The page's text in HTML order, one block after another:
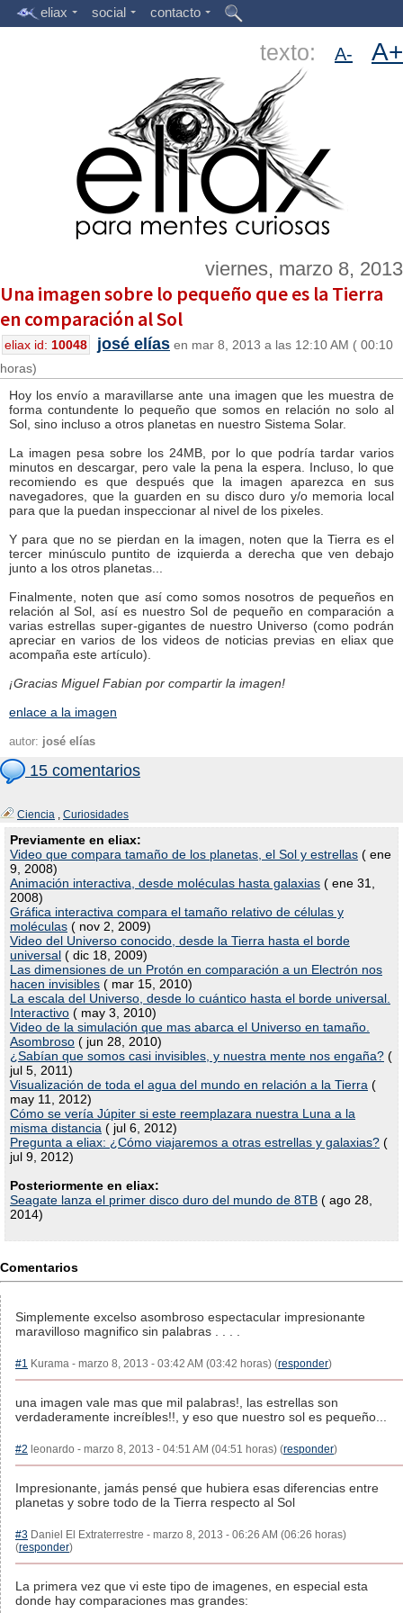
eliax social contacto
texto: A- A+
viernes, marzo 8, 2013
Una imagen sobre lo pequeño que es la Tierra
en comparación al Sol
eliax id: 10048 josé elías en mar 8, 2013 a las 12:10 AM ( 00:10
horas)
Hoy los envío a maravillarse ante una imagen que les muestra de
forma contundente lo pequeño que somos en relación no solo al
Sol, sino incluso a otros planetas en nuestro Sistema Solar.
La imagen pesa sobre los 24MB, por lo que podría tardar varios
minutos en descargar, pero vale la pena la espera. Incluso, lo que
recomiendo es que después que la imagen aparezca en sus
navegadores, que la guarden en su disco duro y/o memoria local
para que la puedan inspeccionar al nivel de los pixeles.
Y para que no se pierdan en la imagen, noten que la Tierra es el
tercer minúsculo puntito de izquierda a derecha que ven debajo
junto a los otros planetas...
Finalmente, noten que así como somos nosotros de pequeños en
relación al Sol, así es nuestro Sol de pequeño en comparación a
varias estrellas super-gigantes de nuestro Universo (como podrán
apreciar en varios de los videos de noticias previas en eliax que
acompaña este artículo).
¡Gracias Miguel Fabian por compartir la imagen!
enlace a la imagen
autor: josé elías
15 comentarios
Ciencia , Curiosidades
Previamente en eliax:
Video que compara tamaño de los planetas, el Sol y estrellas ( ene
9, 2008)
Animación interactiva, desde moléculas hasta galaxias ( ene 31,
2008)
Gráfica interactiva compara el tamaño relativo de células y
moléculas ( nov 2, 2009)
Video del Universo conocido, desde la Tierra hasta el borde
universal ( dic 18, 2009)
Las dimensiones de un Protón en comparación a un Electrón nos
hacen invisibles ( mar 15, 2010)
La escala del Universo, desde lo cuántico hasta el borde universal.
Interactivo ( may 3, 2010)
Video de la simulación que mas abarca el Universo en tamaño.
Asombroso ( jun 28, 2010)
¿Sabían que somos casi invisibles, y nuestra mente nos engaña? (
jul 5, 2011)
Visualización de toda el agua del mundo en relación a la Tierra (
may 11, 2012)
Cómo se vería Júpiter si este reemplazara nuestra Luna a la
misma distancia ( jul 6, 2012)
Pregunta a eliax: ¿Cómo viajaremos a otras estrellas y galaxias? (
jul 9, 2012)
Posteriormente en eliax:
Seagate lanza el primer disco duro del mundo de 8TB ( ago 28,
2014)
Comentarios
Simplemente excelso asombroso espectacular impresionante
maravilloso magnifico sin palabras . . . .
#1 Kurama - marzo 8, 2013 - 03:42 AM (03:42 horas) (responder)
una imagen vale mas que mil palabras!, las estrellas son
verdaderamente increíbles!!, y eso que nuestro sol es pequeño...
#2 leonardo - marzo 8, 2013 - 04:51 AM (04:51 horas) (responder)
Impresionante, jamás pensé que hubiera esas diferencias entre
planetas y sobre todo de la Tierra respecto al Sol
#3 Daniel El Extraterrestre - marzo 8, 2013 - 06:26 AM (06:26 horas)
(responder)
La primera vez que vi este tipo de imagenes, en especial esta
donde hay comparaciones mas grandes: